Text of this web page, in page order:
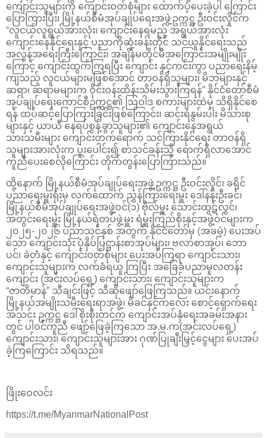
ကျောင်းသူများကို ကျောင်းဝတ်စုံများ‌ ထောက်ပံ့ပေးခဲ့ပါ ကြောင်း
ပြောကြားပြီး၊ မြို့နယ်စီမံအုပ်ချုပ်ရေးအဖွဲ့ဥက္ကဋ္ဌ ဦးဝင်းလှိုင်က
“လူငယ်လူရွယ်အားလုံး၊ ကျောင်းနေရမည့် အရွယ်အားလုံး
ကျောင်းနေနိုင်ရေးနှင့် ပညာကိုဆုံးခန်းတိုင် သင်ယူနိုင်ရေးသည်
အလွန်အရေးကြီးကြောင်း၊ အချိန်မတိုင်မီအကြောင်းအမျိုးမျိုး
ကြောင့် ကျောင်းထွက်ကြရပြီး ကျောင်း နှင့်ကင်းကွာ ပညာရေးနိမ့်
ကျသည့် လူငယ်များမဖြစ်အောင် တာဝန်ရှိသူများ၊ မိဘများနှင့်
ဆရာ၊ ဆရာမများက ဝိုင်းဝန်းထိန်းသိမ်းသွားကြရန်” နိုင်ငံတော်စီမံ
အုပ်ချုပ်ရေးကောင်စီဥက္ကဋ္ဌ၏ ဩဝါဒ စကားများထဲမှ သိရှိနိုင်စေ
ရန် ထပ်ဆင့်ပြောကြားခြင်းဖြစ်ကြောင်း၊ ဆင်းရဲနွမ်းပါး မိသားစု
များနှင့် ယာယီ နေရပ်စွန့်ခွာသူများ၏ ကျောင်းနေအရွယ်
သားသမီးများ ကျောင်းတက်ရောက် သင်ကြားနိုင်ရေး တာဝန်ရှိ
သူများအားလုံးက ပူးပေါင်း၍ စာသင်ခန်းသို့ ရောက်ရှိလာအောင်
ကူညီပေးစေလိုကြောင်း တိုက်တွန်းပြောကြားသည်။
ထို့နောက် မြို့နယ်စီမံအုပ်ချုပ်ရေးအဖွဲ့ဥက္ကဋ္ဌ ဦးဝင်းလှိုင်၊ ခရိုင်
ပညာရေးမှူးရုံးမှ လက်ထောက် ညွှန်ကြားရေးမှူး ‌ဒေါ်နန်းဦးခင်၊
မြို့နယ်စီမံအုပ်ချုပ်ရေးအဖွဲ့ဝင်(၁) ဗိုလ်မှူး သောင်းထွဋ်လွင်၊
အတွင်း‌ရေးမှူး မြို့နယ်ရဲတပ်ဖွဲ့မှူး ရဲမှူးကြည်စိုးနှင့်အဖွဲ့ဝင်များက
၂၀၂၅-၂၀၂၆ ပညာသင်နှစ် အတွက် နိုင်ငံတော်မှ (အခမဲ့) ပေးအပ်
သော ကျောင်းသုံး ပုံနှိပ်ပြဋ္ဌာန်းစာအုပ်များ၊ ဗလာစာအုပ်၊ ဘော
ပင်၊ ခဲတံနှင့် ကျောင်းဝတ်စုံများ‌ ပေးအပ်ကြရာ ကျောင်းသား၊
ကျောင်းသူများက လက်ခံရယူ ကြပြီး အခြေခံပညာမူလတန်း
ကျောင်း (အင်းလပ်ရှေ့) ကျောင်းသား၊ ကျောင်းသူများက
“ဇာတိမာန်” သီချင်းဖြင့် သီဆိုဖျော်ဖြေကြသည်။ ယင်းနောက်
မြို့နယ်အမျိုးသမီးရေးရာအဖွဲ့၊ မိခင်နှင့်ကလေး စောင့်ရှောက်ရေး
အသင်း ဥက္ကဋ္ဌ ‌ဒေါ်စိုးစိုးတင်က ကျောင်းအပ်နှံရေးအခမ်းအနား
တွင် ပါဝင်ကူညီ ဖျော်ဖြေခဲ့ကြသော အ.မ.က(အင်းလပ်ရှေ့)
ကျောင်းသား၊ ကျောင်းသူများအား ဂုဏ်ပြုချီးမြှင့်ငွေများ ပေးအပ်
ခဲ့ကြကြောင်း သိရသည်။
ဖြိုးဝေလင်း
https://t.me/MyanmarNationalPost